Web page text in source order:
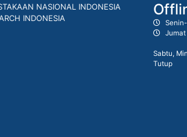
NASIONAL INDONESIA
INDONESIA
Jumat
Sabtu,
Tutup